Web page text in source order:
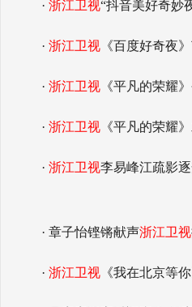
· 浙江卫视“抖音美好奇妙
· 浙江卫视 《百度好奇夜
· 浙江卫视 《平凡的荣耀
· 浙江卫视 《平凡的荣耀
· 浙江卫视李易峰江疏影
· 章子怡铿锵献声浙江卫视
· 浙江卫视 《我在北京等